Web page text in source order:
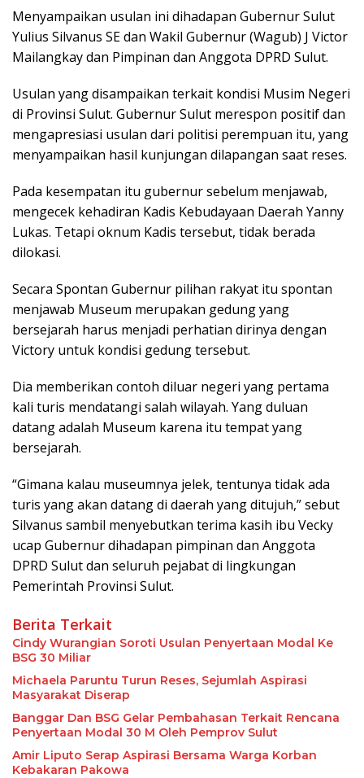
Menyampaikan usulan ini dihadapan Gubernur Sulut
Yulius Silvanus SE dan Wakil Gubernur (Wagub) J Victor
Mailangkay dan Pimpinan dan Anggota DPRD Sulut.
Usulan yang disampaikan terkait kondisi Musim Negeri
di Provinsi Sulut. Gubernur Sulut merespon positif dan
mengapresiasi usulan dari politisi perempuan itu, yang
menyampaikan hasil kunjungan dilapangan saat reses.
Pada kesempatan itu gubernur sebelum menjawab,
mengecek kehadiran Kadis Kebudayaan Daerah Yanny
Lukas. Tetapi oknum Kadis tersebut, tidak berada
dilokasi.
Secara Spontan Gubernur pilihan rakyat itu spontan
menjawab Museum merupakan gedung yang
bersejarah harus menjadi perhatian dirinya dengan
Victory untuk kondisi gedung tersebut.
Dia memberikan contoh diluar negeri yang pertama
kali turis mendatangi salah wilayah. Yang duluan
datang adalah Museum karena itu tempat yang
bersejarah.
“Gimana kalau museumnya jelek, tentunya tidak ada
turis yang akan datang di daerah yang ditujuh,” sebut
Silvanus sambil menyebutkan terima kasih ibu Vecky
ucap Gubernur dihadapan pimpinan dan Anggota
DPRD Sulut dan seluruh pejabat di lingkungan
Pemerintah Provinsi Sulut.
Berita Terkait
Cindy Wurangian Soroti Usulan Penyertaan Modal Ke
BSG 30 Miliar
Michaela Paruntu Turun Reses, Sejumlah Aspirasi
Masyarakat Diserap
Banggar Dan BSG Gelar Pembahasan Terkait Rencana
Penyertaan Modal 30 M Oleh Pemprov Sulut
Amir Liputo Serap Aspirasi Bersama Warga Korban
Kebakaran Pakowa